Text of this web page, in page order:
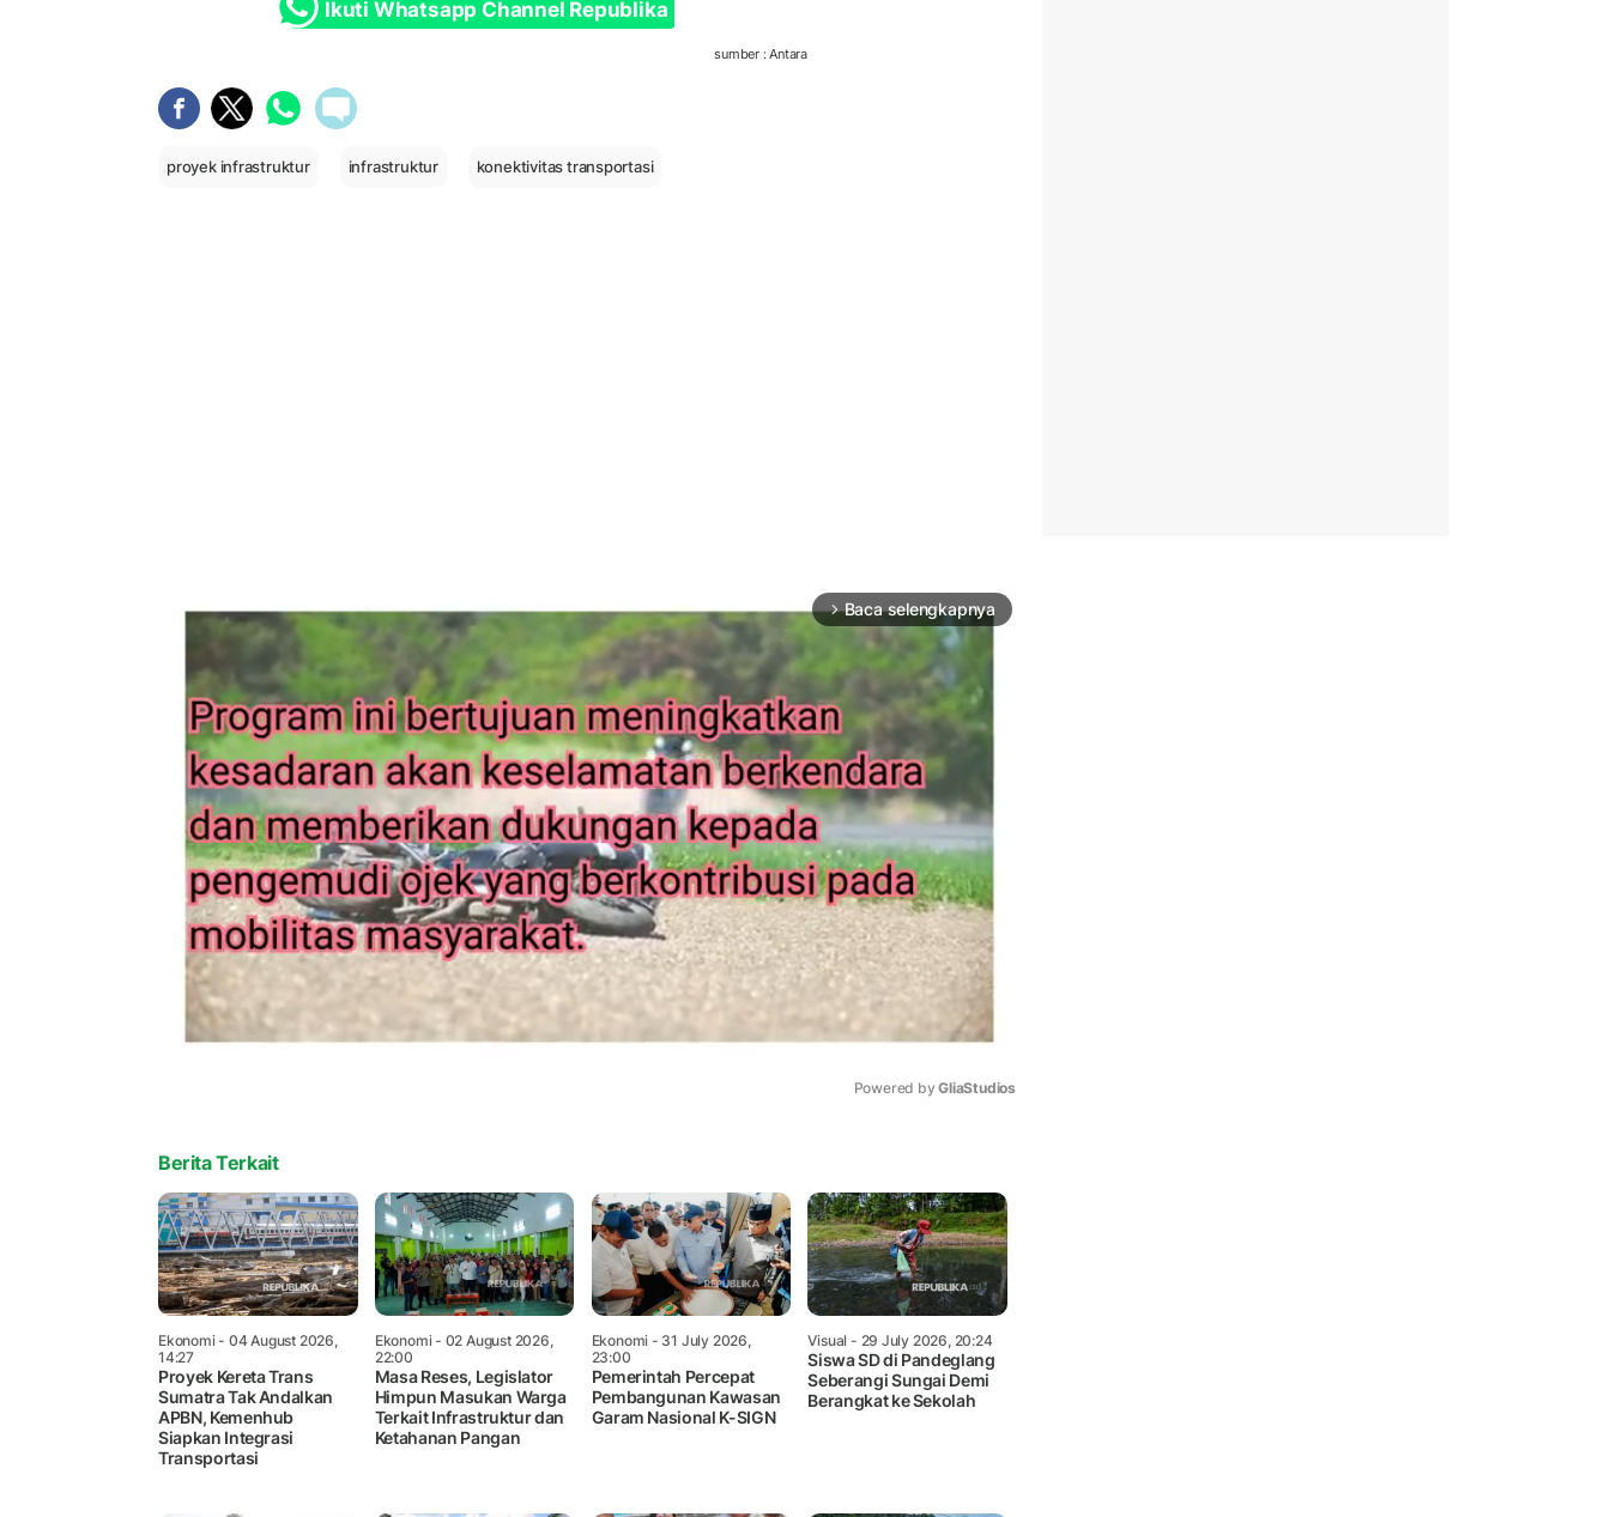
Ikuti Whatsapp Channel Republika
sumber : Antara
proyek infrastruktur infrastruktur konektivitas transportasi
arrow_forward_ios Baca selengkapnya
Powered by GliaStudios
Berita Terkait
Ekonomi- 04 August 2026,
14:27
Proyek Kereta Trans
Sumatra Tak Andalkan
APBN, Kemenhub
Siapkan Integrasi
Transportasi
Ekonomi- 02 August 2026,
22:00
Masa Reses, Legislator
Himpun Masukan Warga
Terkait Infrastruktur dan
Ketahanan Pangan
Ekonomi - 31 July 2026,
23:00
Pemerintah Percepat
Pembangunan Kawasan
Garam Nasional K-SIGN
Visual - 29 July 2026, 20:24
Siswa SD di Pandeglang
Seberangi Sungai Demi
Berangkat ke Sekolah